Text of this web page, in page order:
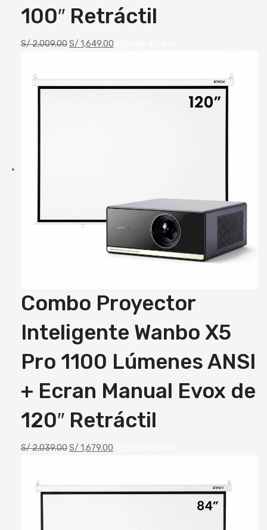
100″ Retráctil
S/2,009.00S/ 1,649.00
Combo Proyector
Inteligente Wanbo X5
Pro 1100 Lúmenes ANSI
+ Ecran Manual Evox de
120″ Retráctil
S/2,039.00S/ 1,679.00